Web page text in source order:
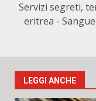
Servizi segreti,
eritrea -
LEGGI ANCHE